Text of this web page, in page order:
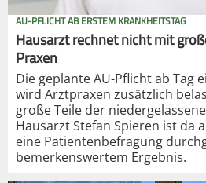
AU-PFLICHT AB ERSTEM KRANKHEITSTAG
Hausarzt rechnet nicht mit
Praxen
Die geplante AU-Pflicht ab Tag
wird Arztpraxen zusätzlich
große Teile der
Hausarzt Stefan Spieren ist da
eine Patientenbefragung
bemerkenswertem Ergebnis.